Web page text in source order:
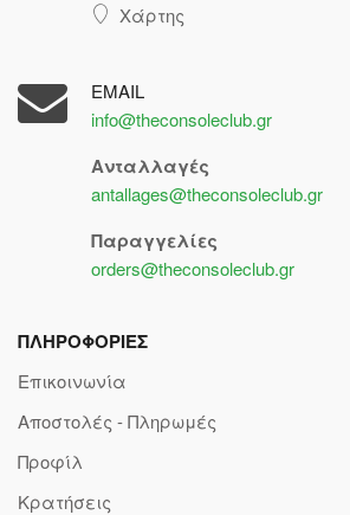
Χάρτης
EMAIL
info@theconsoleclub.gr
Ανταλλαγές
antallages@theconsoleclub.gr
Παραγγελίες
orders@theconsoleclub.gr
ΠΛΗΡΟΦΟΡΙΕΣ
Επικοινωνία
Αποστολές - Πληρωμές
Προφίλ
Κρατήσεις